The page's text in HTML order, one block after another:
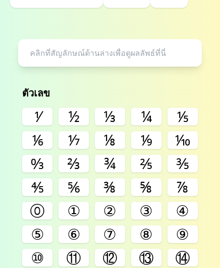
ตัวเลข
⅟ ½ ⅓ ¼
⅕
⅙
⅐ ⅛ ⅑
⅒
↉
⅔ ¾ ⅖
⅗
⅘
⅚ ⅜ ⅝
⅞
⓪
① ② ③
④
⑤
⑥ ⑦ ⑧
⑨
⑩
⑪ ⑫ ⑬
⑭